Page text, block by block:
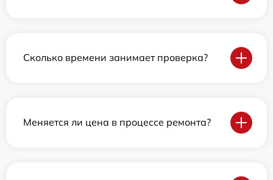
Сколько времени занимает проверка?
Меняется ли цена в процессе ремонта?